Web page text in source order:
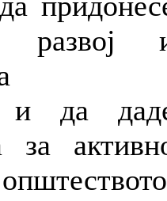
развој
и да
за